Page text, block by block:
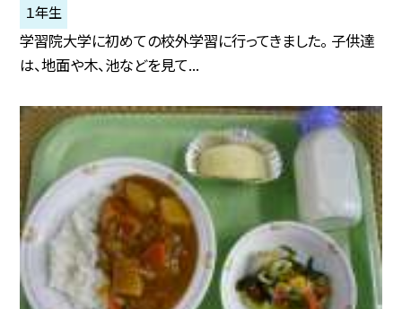
１年生
学習院大学に初めての校外学習に行ってきました。 子供達
は、地面や木、池などを見て...